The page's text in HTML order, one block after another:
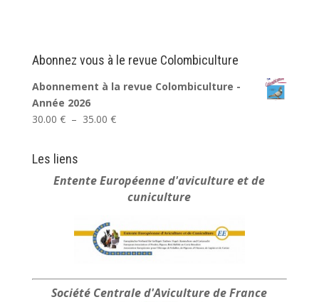
Abonnez vous à le revue Colombiculture
Abonnement à la revue Colombiculture -
Année 2026
30.00 € – 35.00 €Plage
à
35.00 €
Les liens
Entente Européenned'aviculture et de
cuniculture
Société Centraled'Aviculture de France